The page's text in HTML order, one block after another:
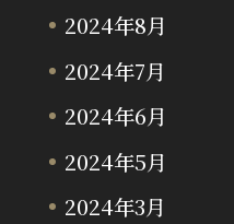
2024年8月
2024年7月
2024年6月
2024年5月
2024年3月